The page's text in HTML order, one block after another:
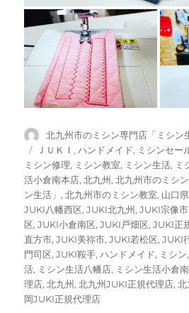
投
稿
者
北九州市のミシン専門店「ミシン
カ
テ
ゴ
リ
ー
ＪＵＫＩ,ハンドメイド, ミシンセー
ミシン修理, ミシン教室, ミシン生活, ミ
活小倉南本店,北九州,北九州市のミシ
ン生活」,北九州市のミシン教室, 山口県
JUKI八幡西区,JUKI北九州,JUKI宗像市
区,JUKI小倉南区,JUKI戸畑区,JUKI正
直方市,JUKI美祢市,JUKI若松区,JUKI
門司区,JUKI鞍手,ハンドメイド, ミシン,
活, ミシン生活八幡店, ミシン生活小倉
理店,北九州,北九州JUKI正規代理店,北
岡JUKI正規代理店